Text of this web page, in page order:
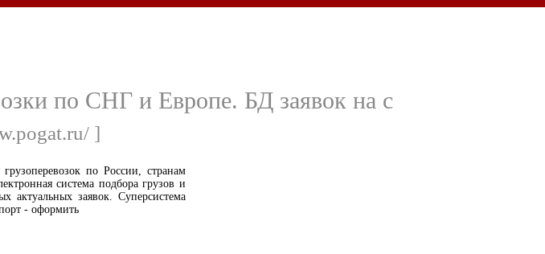
по СНГ и Европе. БД заявок на с
]
по России, странам
система подбора грузов и
актуальных заявок. Суперсистема
- оформить